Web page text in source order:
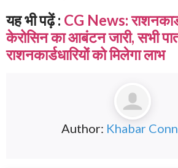
यह भी पढ़ें : CG News:
केरोसिन का आबंटन जारी, सभी
राशनकार्डधारियों को मिलेगा लाभ
Author: Khabar